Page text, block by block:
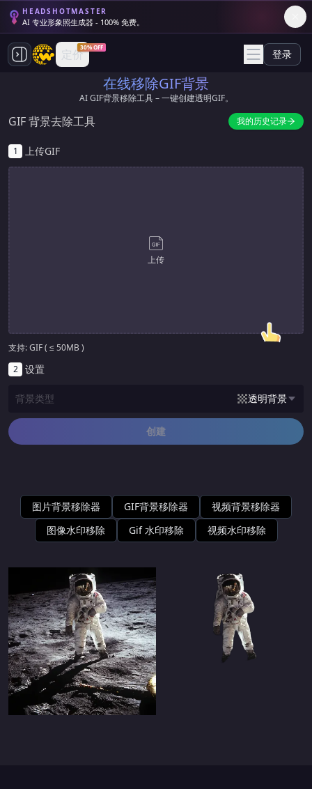
HEADSHOTMASTER
AI 专业形象照生成器 - 100% 免费。
定价30% OFF
登录
在线移除GIF背景
AI GIF背景移除工具 – 一键创建透明GIF。
GIF 背景去除工具 我的历史记录
1 上传GIF
上传
支持: GIF ( ≤ 50MB )
2
设置
背景类型 透明背景
创建
图片背景移除器 GIF背景移除器
视频背景移除器
图像水印移除
Gif 水印移除 视频水印移除